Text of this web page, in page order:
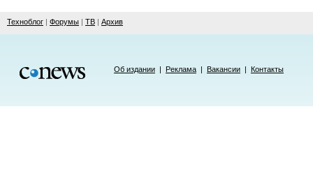
Техноблог | Форумы | ТВ | Архив
Об издании | Реклама | Вакансии | Контакты